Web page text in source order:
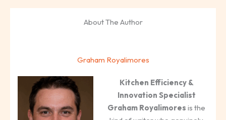
About The Author
Graham Royalimores
Kitchen Efficiency &
Innovation Specialist
Graham Royalimores is the